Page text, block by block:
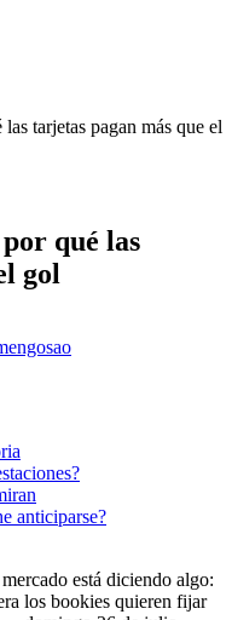
tarjetas pagan más que el
qué las
gol
sao
anticiparse?
está diciendo algo:
los bookies quieren fijar